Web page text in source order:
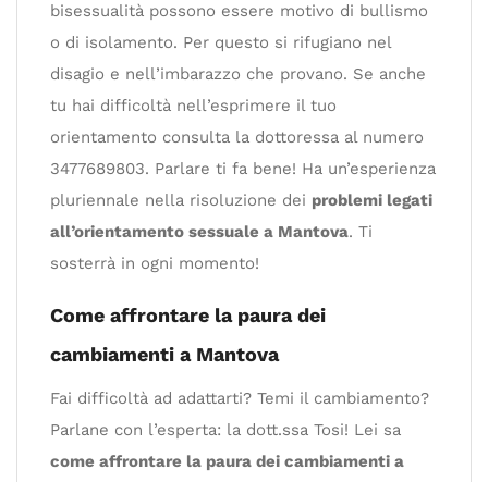
bisessualità possono essere motivo di bullismo
o di isolamento. Per questo si rifugiano nel
disagio e nell’imbarazzo che provano. Se anche
tu hai difficoltà nell’esprimere il tuo
orientamento consulta la dottoressa al numero
3477689803. Parlare ti fa bene! Ha un’esperienza
pluriennale nella risoluzione dei problemi legati
all’orientamento sessuale a Mantova. Ti
sosterrà in ogni momento!
Come affrontare la paura dei
cambiamenti a Mantova
Fai difficoltà ad adattarti? Temi il cambiamento?
Parlane con l’esperta: la dott.ssa Tosi! Lei sa
come affrontare la paura dei cambiamenti a